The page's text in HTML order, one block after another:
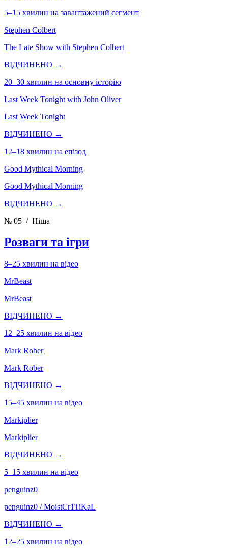
5–15 хвилин на завантажений сегмент
Stephen Colbert
The Late Show with Stephen Colbert
ВІДЧИНЕНО →
20–30 хвилин на основну історію
Last Week Tonight with John Oliver
Last Week Tonight
ВІДЧИНЕНО →
12–18 хвилин на епізод
Good Mythical Morning
Good Mythical Morning
ВІДЧИНЕНО →
№ 05 / Ніша
Розваги та ігри
8–25 хвилин на відео
MrBeast
MrBeast
ВІДЧИНЕНО →
12–25 хвилин на відео
Mark Rober
Mark Rober
ВІДЧИНЕНО →
15–45 хвилин на відео
Markiplier
Markiplier
ВІДЧИНЕНО →
5–15 хвилин на відео
penguinz0
penguinz0 / MoistCr1TiKaL
ВІДЧИНЕНО →
12–25 хвилин на відео